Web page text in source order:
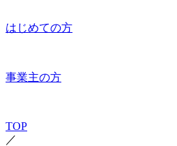
はじめての方
事業主の方
TOP
／